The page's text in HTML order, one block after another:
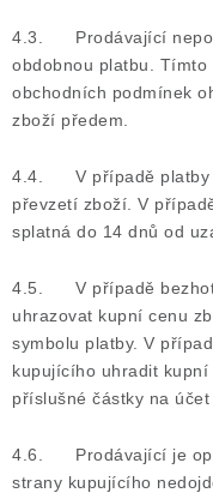
4.3. Prodávající
obdobnou platbu.
obchodních podmínek
zboží předem.
4.4. V případě platby
převzetí zboží. V
splatná do 14 dnů od
4.5. V případě
uhrazovat kupní cenu
symbolu platby. V
kupujícího uhradit
příslušné částky na
4.6. Prodávající je
strany kupujícího